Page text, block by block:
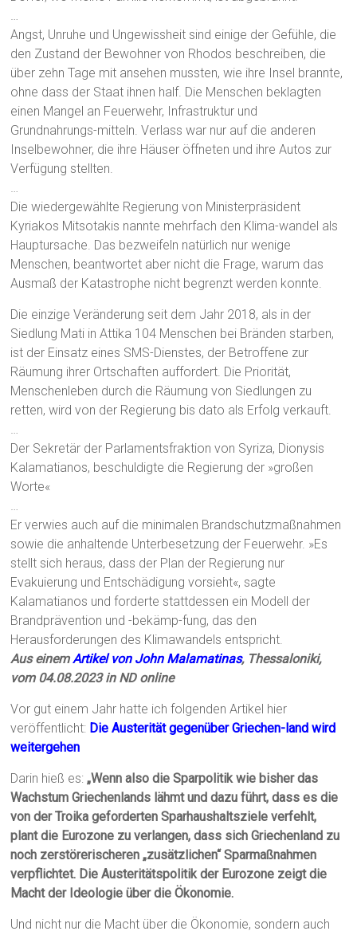
…
Angst, Unruhe und Ungewissheit sind einige der Gefühle, die
den Zustand der Bewohner von Rhodos beschreiben, die
über zehn Tage mit ansehen mussten, wie ihre Insel brannte,
ohne dass der Staat ihnen half. Die Menschen beklagten
einen Mangel an Feuerwehr, Infrastruktur und
Grundnahrungs-mitteln. Verlass war nur auf die anderen
Inselbewohner, die ihre Häuser öffneten und ihre Autos zur
Verfügung stellten.
…
Die wiedergewählte Regierung von Ministerpräsident
Kyriakos Mitsotakis nannte mehrfach den Klima-wandel als
Hauptursache. Das bezweifeln natürlich nur wenige
Menschen, beantwortet aber nicht die Frage, warum das
Ausmaß der Katastrophe nicht begrenzt werden konnte.
Die einzige Veränderung seit dem Jahr 2018, als in der
Siedlung Mati in Attika 104 Menschen bei Bränden starben,
ist der Einsatz eines SMS-Dienstes, der Betroffene zur
Räumung ihrer Ortschaften auffordert. Die Priorität,
Menschenleben durch die Räumung von Siedlungen zu
retten, wird von der Regierung bis dato als Erfolg verkauft.
…
Der Sekretär der Parlamentsfraktion von Syriza, Dionysis
Kalamatianos, beschuldigte die Regierung der »großen
Worte«
…
Er verwies auch auf die minimalen Brandschutzmaßnahmen
sowie die anhaltende Unterbesetzung der Feuerwehr. »Es
stellt sich heraus, dass der Plan der Regierung nur
Evakuierung und Entschädigung vorsieht«, sagte
Kalamatianos und forderte stattdessen ein Modell der
Brandprävention und -bekämp-fung, das den
Herausforderungen des Klimawandels entspricht.
Aus einemArtikel von John Malamatinas, Thessaloniki,
vom 04.08.2023 in ND online
Vor gut einem Jahr hatte ich folgenden Artikel hier
veröffentlicht: Die Austerität gegenüber Griechen-land wird
weitergehen
Darin hieß es:„Wenn also die Sparpolitik wie bisher das
Wachstum Griechenlands lähmt und dazu führt, dass es die
von der Troika geforderten Sparhaushaltsziele verfehlt,
plant die Eurozone zu verlangen, dass sich Griechenland zu
noch zerstörerischeren „zusätzlichen“ Sparmaßnahmen
verpflichtet. Die Austeritätspolitik der Eurozone zeigt die
Macht der Ideologie über die Ökonomie.
Und nicht nur die Macht über die Ökonomie, sondern auch